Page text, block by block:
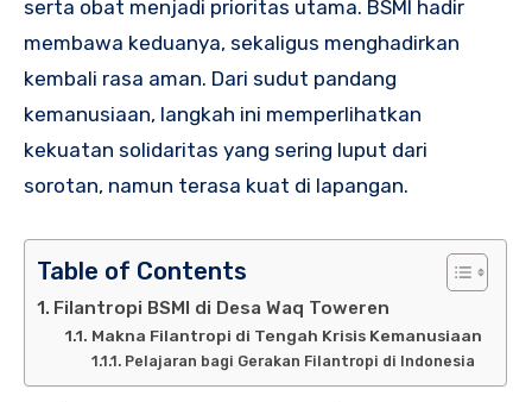
serta obat menjadi prioritas utama. BSMI hadir
membawa keduanya, sekaligus menghadirkan
kembali rasa aman. Dari sudut pandang
kemanusiaan, langkah ini memperlihatkan
kekuatan solidaritas yang sering luput dari
sorotan, namun terasa kuat di lapangan.
Table of Contents
Filantropi BSMI di Desa Waq Toweren
Makna Filantropi di Tengah Krisis Kemanusiaan
Pelajaran bagi Gerakan Filantropi di Indonesia